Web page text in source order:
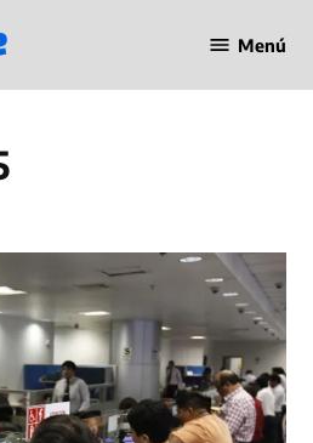
en Línea
Menú